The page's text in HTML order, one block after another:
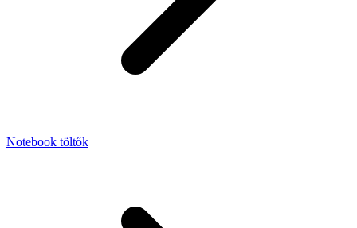
Notebook töltők